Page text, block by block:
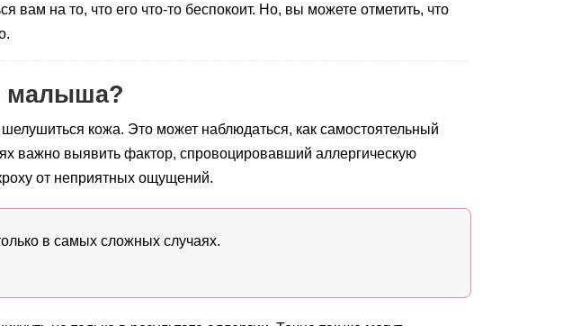
на то, что его что-то беспокоит. Но, вы можете отметить, что
малыша?
кожа. Это может наблюдаться, как самостоятельный
важно выявить фактор, спровоцировавший аллергическую
от неприятных ощущений.
в самых сложных случаях.